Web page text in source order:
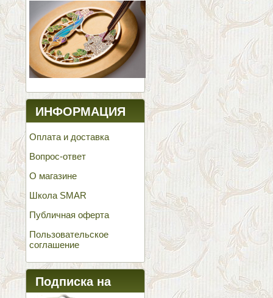
ИНФОРМАЦИЯ
Оплата и доставка
Вопрос-ответ
О магазине
Школа SMAR
Публичная оферта
Пользовательское
соглашение
Подписка на